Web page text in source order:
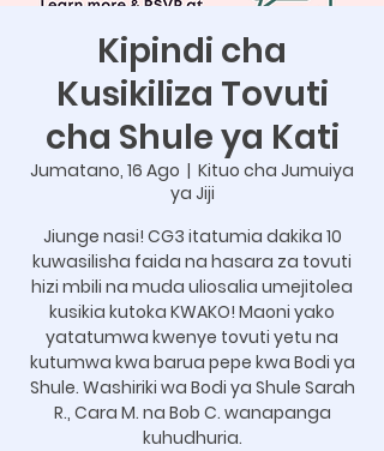
Kipindi cha
Kusikiliza Tovuti
cha Shule ya Kati
Jumatano, 16 Ago
  |
Kituo cha Jumuiya
ya Jiji
Jiunge nasi! CG3 itatumia dakika 10
kuwasilisha faida na hasara za tovuti
hizi mbili na muda uliosalia umejitolea
kusikia kutoka KWAKO! Maoni yako
yatatumwa kwenye tovuti yetu na
kutumwa kwa barua pepe kwa Bodi ya
Shule. Washiriki wa Bodi ya Shule Sarah
R., Cara M. na Bob C. wanapanga
kuhudhuria.